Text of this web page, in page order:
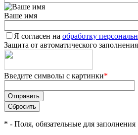
Ваше имя
Я согласен на обработку
Защита от автоматического заполнения
Введите символы с картинки*
* - Поля, обязательные для заполнения